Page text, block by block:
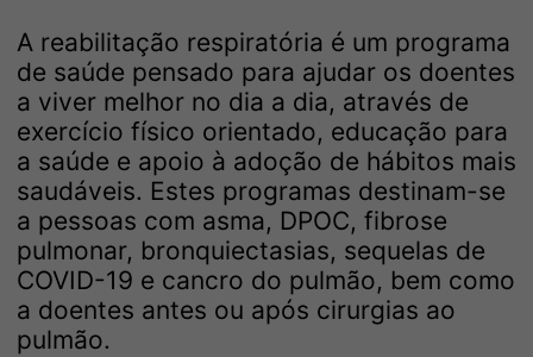
A reabilitação respiratória é um programa
de saúde pensado para ajudar os doentes
a viver melhor no dia a dia, através de
exercício físico orientado, educação para
a saúde e apoio à adoção de hábitos mais
saudáveis. Estes programas destinam-se
a pessoas com asma, DPOC, fibrose
pulmonar, bronquiectasias, sequelas de
COVID-19 e cancro do pulmão, bem como
a doentes antes ou após cirurgias ao
pulmão.